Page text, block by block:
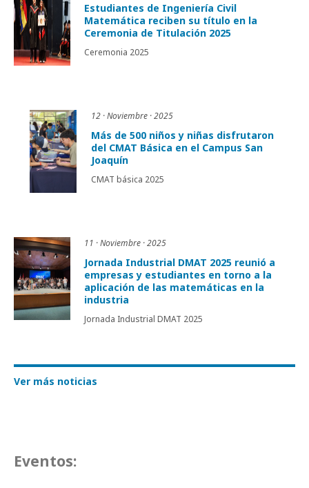
Estudiantes de Ingeniería Civil
Matemática reciben su título en la
Ceremonia de Titulación 2025
Ceremonia 2025
12 · Noviembre · 2025
Más de 500 niños y niñas disfrutaron
del CMAT Básica en el Campus San
Joaquín
CMAT básica 2025
11 · Noviembre · 2025
Jornada Industrial DMAT 2025 reunió a
empresas y estudiantes en torno a la
aplicación de las matemáticas en la
industria
Jornada Industrial DMAT 2025
Ver más noticias
Eventos: